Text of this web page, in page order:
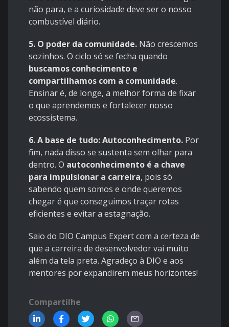
não para, e a curiosidade deve ser o nosso
combustível diário.
5. O poder da comunidade. Não crescemos
sozinhos. O ciclo só se fecha quando
buscamos conhecimento e
compartilhamos com a comunidade.
Ensinar é, de longe, a melhor forma de fixar
o que aprendemos e fortalecer nosso
ecossistema.
6. A base de tudo: Autoconhecimento. Por
fim, nada disso se sustenta sem olhar para
dentro. O autoconhecimento é a chave
para impulsionar a carreira, pois só
sabendo quem somos e onde queremos
chegar é que conseguimos traçar rotas
eficientes e evitar a estagnação.
Saio do DIO Campus Expert com a certeza de
que a carreira de desenvolvedor vai muito
além da tela preta. Agradeço à DIO e aos
mentores por expandirem meus horizontes!
Compartilhe